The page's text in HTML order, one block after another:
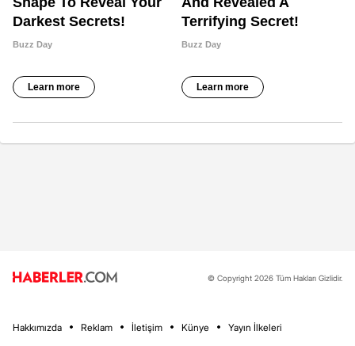
© Copyright 2026 Tüm Hakları Gizlidir.
Hakkımızda Reklam İletişim Künye Yayın İlkeleri